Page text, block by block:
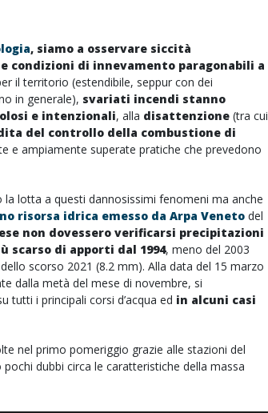
, siamo a osservare siccità
condizioni di innevamento paragonabili a
il territorio (estendibile, seppur con dei
in generale), svariati incendi stanno
e intenzionali, alla disattenzione (tra cui
del controllo della combustione di
e ampiamente superate pratiche che prevedono
lotta a questi dannosissimi fenomeni ma anche
risorsa idrica emesso da Arpa Veneto del
non dovessero verificarsi precipitazioni
scarso di apporti dal 1994, meno del 2003
scorso 2021 (8.2 mm). Alla data del 15 marzo
dalla metà del mese di novembre, si
i principali corsi d’acqua ed in alcuni casi
nel primo pomeriggio grazie alle stazioni del
pochi dubbi circa le caratteristiche della massa